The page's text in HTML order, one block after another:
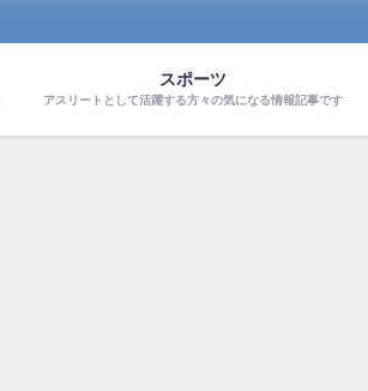
スポーツ
アスリートとして活躍する方々の気になる情報記事です